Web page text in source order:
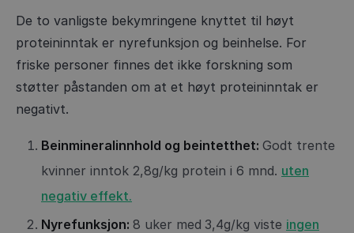
De to vanligste bekymringene knyttet til høyt
proteininntak er nyrefunksjon og beinhelse. For
friske personer finnes det ikke forskning som
støtter påstanden om at et høyt proteininntak er
negativt.
Beinmineralinnhold og beintetthet: Godt trente
kvinner inntok 2,8g/kg protein i 6 mnd. uten
negativ effekt.
Nyrefunksjon: 8 uker med 3,4g/kg viste ingen